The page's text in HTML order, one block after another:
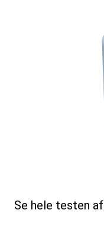
Se hele testen af